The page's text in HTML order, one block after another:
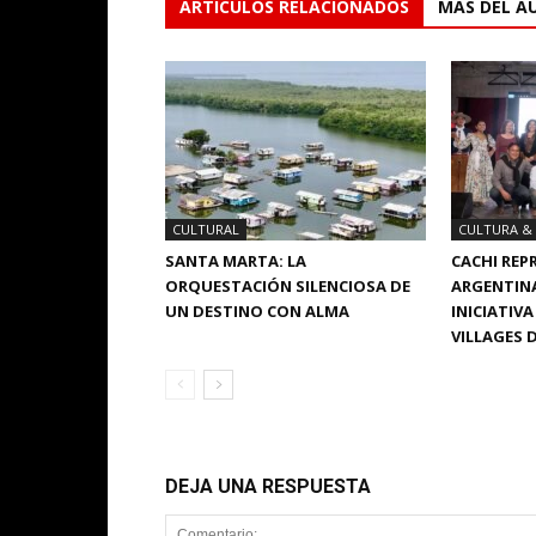
ARTÍCULOS RELACIONADOS MÁS DEL
CULTURAL
SANTA MARTA: LA
ORQUESTACIÓN SILENCIOSA DE
UN DESTINO CON ALMA
CULTURA &
CACHI
VILLAGES
DEJA UNA RESPUESTA